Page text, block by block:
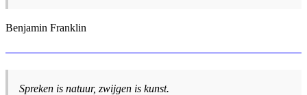
Benjamin Franklin
Spreken is natuur, zwijgen is kunst.